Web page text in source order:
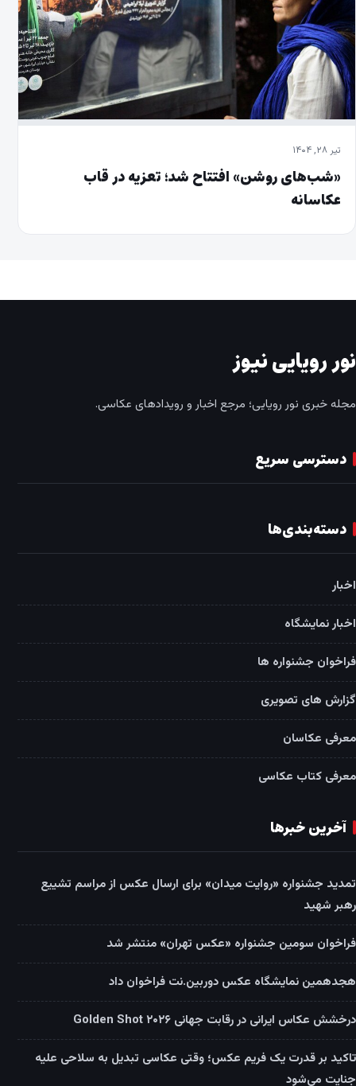
تیر ۲۸, ۱۴۰۴
«شب‌های روشن» افتتاح شد؛ تعزیه در قاب
عکاسانه
نور رویایی نیوز
مجله خبری نور رویایی؛ مرجع اخبار و رویدادهای عکاسی.
دسترسی سریع
دسته‌بندی‌ها
اخبار
اخبار نمایشگاه
فراخوان جشنواره ها
گزارش های تصویری
معرفی عکاسان
معرفی کتاب عکاسی
آخرین خبرها
تمدید جشنواره «روایت میدان» برای ارسال عکس از مراسم تشییع
رهبر شهید
فراخوان سومین جشنواره «عکس تهران» منتشر شد
هجدهمین نمایشگاه عکس دوربین.نت فراخوان داد
درخشش عکاس ایرانی در رقابت جهانی Golden Shot ۲۰۲۶
تاکید بر قدرت یک فریم عکس؛ وقتی عکاسی تبدیل به سلاحی علیه
جنایت می‌شود